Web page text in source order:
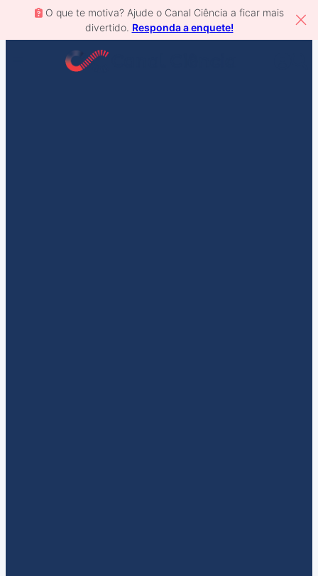
O que te motiva? Ajude o Canal Ciência a ficar mais
divertido. Responda a enquete!